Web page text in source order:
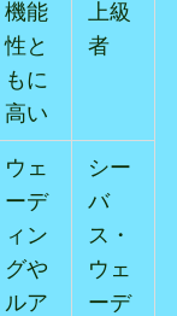
機能
性と
もに
高い
上級
者
ウェ
ーデ
ィン
グや
ルア
シー
バ
ス・
ウェ
ーデ